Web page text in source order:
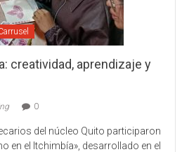
creatividad, aprendizaje y
0
del núcleo Quito participaron
en el Itchimbía», desarrollado en el